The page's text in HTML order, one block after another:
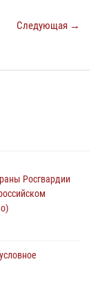
Следующая →
Росгвардии